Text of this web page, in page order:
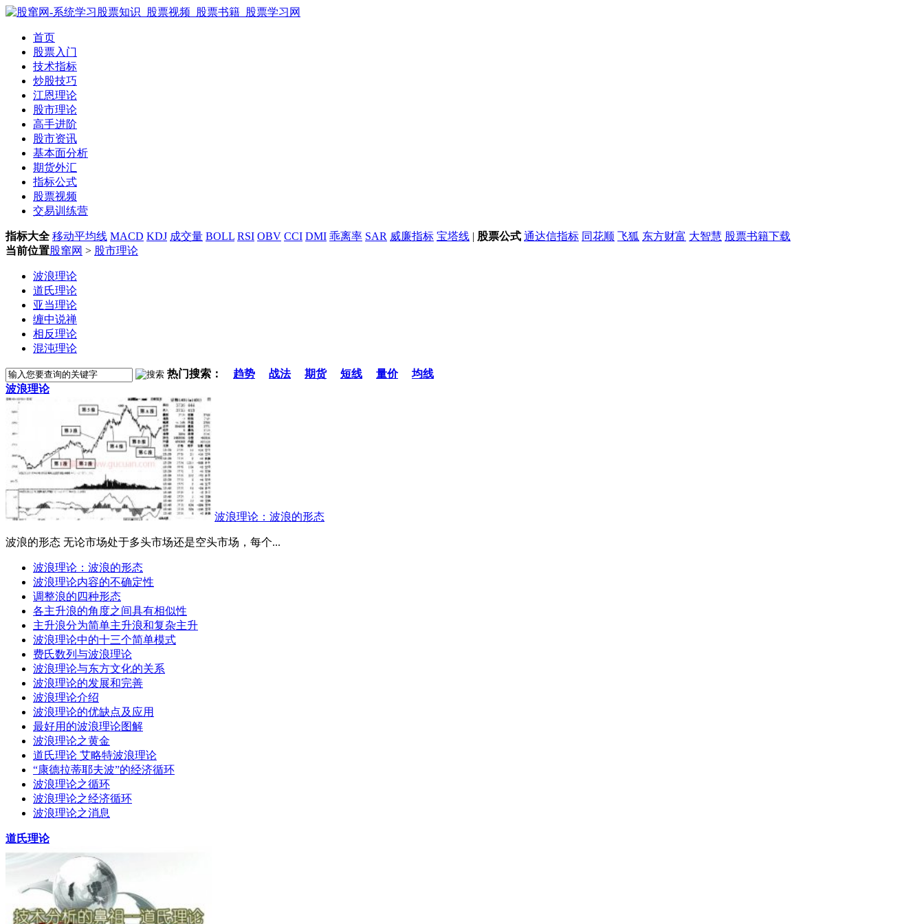
首页
股票入门
技术指标
炒股技巧
江恩理论
股市理论
高手进阶
股市资讯
基本面分析
期货外汇
指标公式
股票视频
交易训练营
指标大全 移动平均线 MACD KDJ 成交量 BOLL RSI OBV CCI DMI 乖离率 SAR 威廉指标 宝塔线 | 股票公式 通达信指标 同花顺 飞狐 东方财富 大智慧 股票书籍下载
当前位置股窜网 > 股市理论
波浪理论
道氏理论
亚当理论
缠中说禅
相反理论
混沌理论
热门搜索： 趋势 战法 期货 短线 量价
均线
波浪理论
波浪理论：波浪的形态
波浪的形态 无论市场处于多头市场还是空头市场，每个...
波浪理论：波浪的形态
波浪理论内容的不确定性
调整浪的四种形态
各主升浪的角度之间具有相似性
主升浪分为简单主升浪和复杂主升
波浪理论中的十三个简单模式
费氏数列与波浪理论
波浪理论与东方文化的关系
波浪理论的发展和完善
波浪理论介绍
波浪理论的优缺点及应用
最好用的波浪理论图解
波浪理论之黄金
道氏理论 艾略特波浪理论
“康德拉蒂耶夫波”的经济循环
波浪理论之循环
波浪理论之经济循环
波浪理论之消息
道氏理论